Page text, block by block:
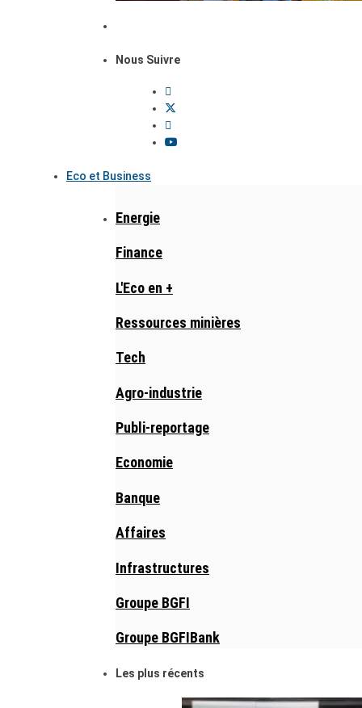
Nous Suivre
Eco et Business
Energie
Finance
L'Eco en +
Ressources minières
Tech
Agro-industrie
Publi-reportage
Economie
Banque
Affaires
Infrastructures
Groupe BGFI
Groupe BGFIBank
Les plus récents